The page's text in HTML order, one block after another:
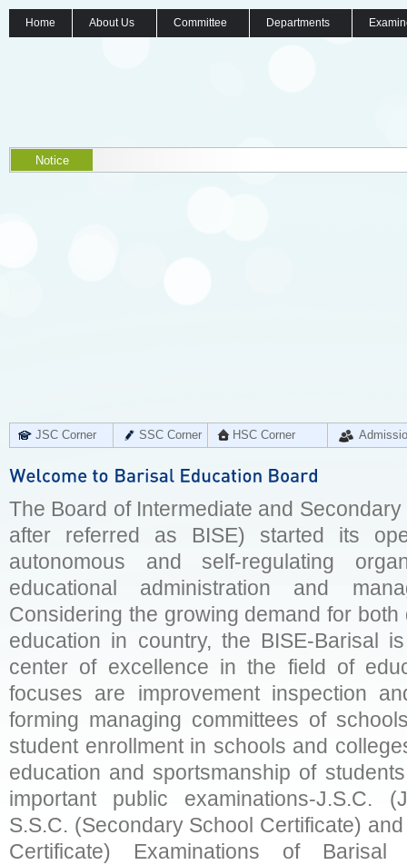
Home About Us Committee Departments
Notice
JSC Corner SSC Corner HSC Corner
The Board of Intermediate and
after referred as BISE) started its
autonomous and self-regulating
educational administration and
Considering the growing demand for
education in country, the BISE-Barisal
center of excellence in the field of
focuses are improvement inspection
forming managing committees of
student enrollment in schools and
education and sportsmanship of
important public examinations-J.S.C.
S.S.C. (Secondary School Certificate)
Certificate) Examinations of